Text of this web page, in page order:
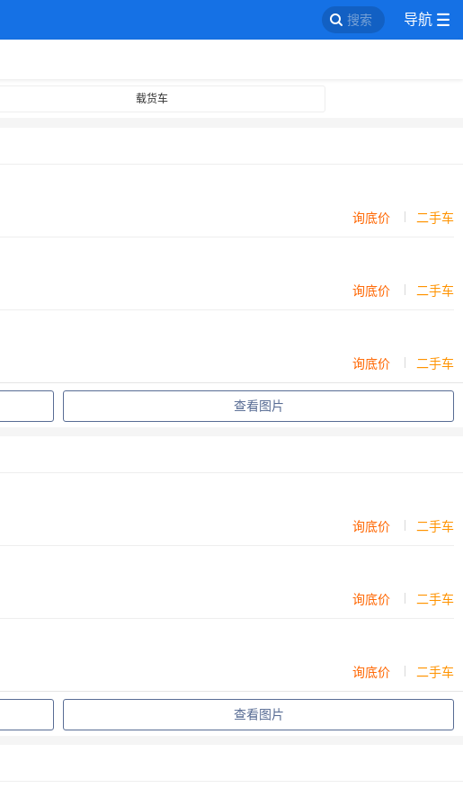
搜索 导航
载货车
询底价
二手车
询底价
二手车
询底价
二手车
查看图片
询底价
二手车
询底价
二手车
询底价
二手车
查看图片